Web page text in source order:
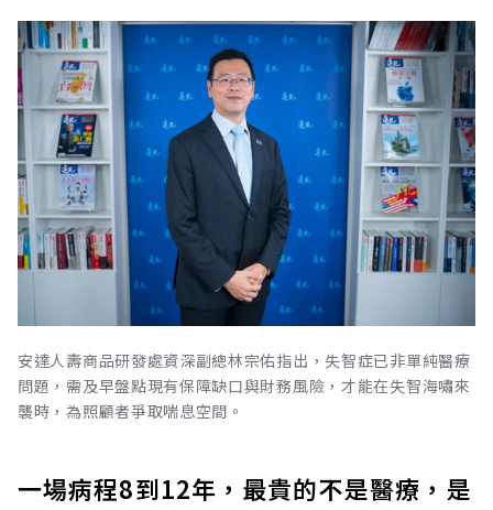
安達人壽商品研發處資深副總林宗佑指出，失智症已非單純醫療
問題，需及早盤點現有保障缺口與財務風險，才能在失智海嘯來
襲時，為照顧者爭取喘息空間。
一場病程8到12年，最貴的不是醫療，是